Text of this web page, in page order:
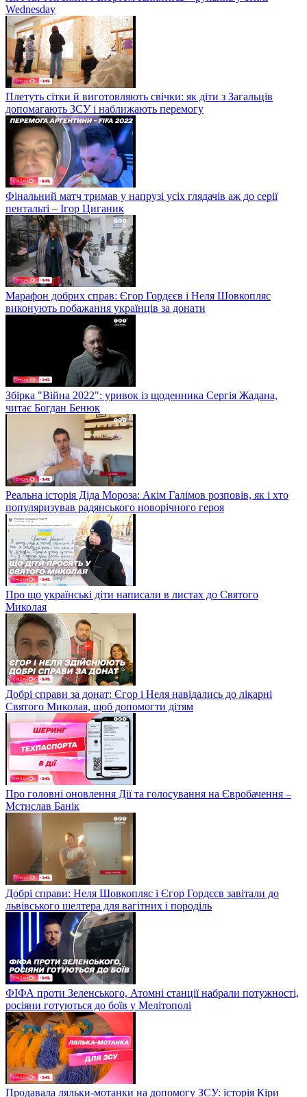
Wednesday
Плетуть сітки й виготовляють свічки: як діти з Загальців
допомагають ЗСУ і наближають перемогу
Фінальний матч тримав у напрузі усіх глядачів аж до серії
пентальті – Ігор Циганик
Марафон добрих справ: Єгор Гордєєв і Неля Шовкопляс
виконують побажання українців за донати
Збірка "Війна 2022": уривок із щоденника Сергія Жадана,
читає Богдан Бенюк
Реальна історія Діда Мороза: Акім Галімов розповів, як і хто
популяризував радянського новорічного героя
Про що українські діти написали в листах до Святого
Миколая
Добрі справи за донат: Єгор і Неля навідались до лікарні
Святого Миколая, щоб допомогти дітям
Про головні оновлення Дії та голосування на Євробачення –
Мстислав Банік
Добрі справи: Неля Шовкопляс і Єгор Гордєєв завітали до
львівського шелтера для вагітних і породіль
ФІФА проти Зеленського, Атомні станції набрали потужності,
росіяни готуються до боїв у Мелітополі
Продавала ляльки-мотанки на допомогу ЗСУ: історія Кіри